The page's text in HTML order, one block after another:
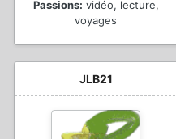
Passions: vidéo, lecture,
voyages
JLB21